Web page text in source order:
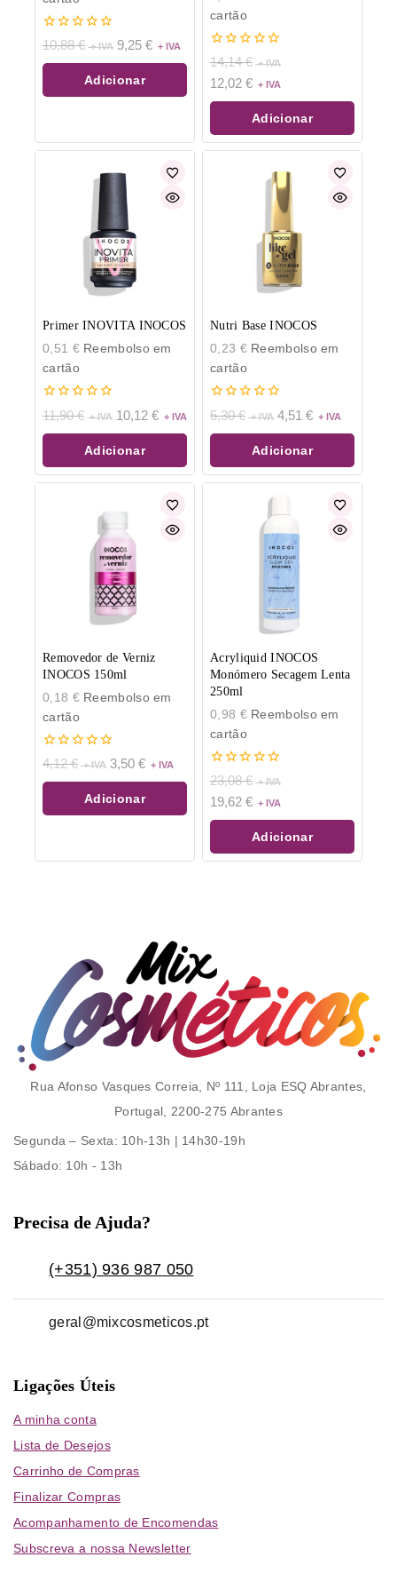
0
de
5
10,88€ 9,25 €
Adicionar
cartão
0
de
5
14,14€
12,02 €
Adicionar
Primer INOVITA INOCOS
0,51 €Reembolso em
cartão
0
de
5
11,90€ 10,12 €
Adicionar
Nutri Base INOCOS
0,23 €Reembolso em
cartão
0
de
5
5,30€ 4,51 €
Adicionar
Removedor de Verniz
INOCOS 150ml
0,18 €Reembolso em
cartão
0
de
5
4,12€ 3,50 €
Adicionar
Acryliquid INOCOS
Monómero Secagem Lenta
250ml
0,98 €Reembolso em
cartão
0
de
5
23,08€
19,62 €
Adicionar
Rua Afonso Vasques Correia, Nº 111, Loja ESQ Abrantes,
Portugal, 2200-275 Abrantes
Segunda – Sexta: 10h-13h | 14h30-19h
Sábado: 10h - 13h
Precisa de Ajuda?
(+351) 936 987 050
geral@mixcosmeticos.pt
Ligações Úteis
A minha conta
Lista de Desejos
Carrinho de Compras
Finalizar Compras
Acompanhamento de Encomendas
Subscreva a nossa Newsletter